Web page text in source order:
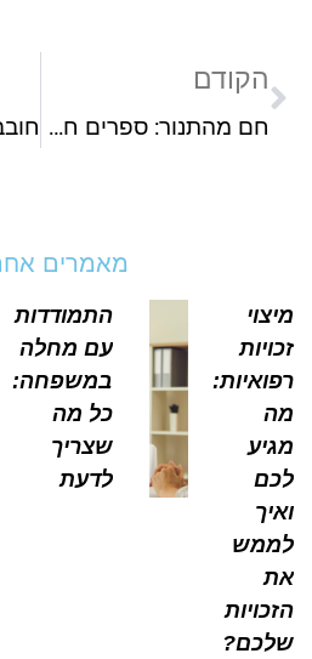
הקודם
חם מהתנור: ספרים חדשים שאתם חייבים לקרוא
מאמרים
התמודדות
עם מחלה
במשפחה:
כל מה
שצריך
לדעת